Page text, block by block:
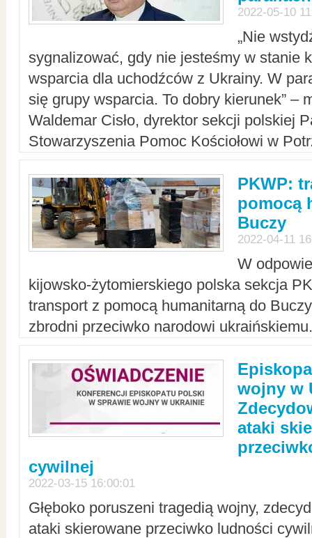
2022-05-10
„Nie
sygnalizować, gdy nie jesteśmy w stanie
wsparcia dla uchodźców z Ukrainy. W
się grupy wsparcia. To dobry kierunek” –
Waldemar Cisło, dyrektor sekcji polskiej
Stowarzyszenia Pomoc Kościołowi w
PKWP:
pomocą
Buczy
2022-04-11
W
kijowsko-żytomierskiego polska sekcja
transport z pomocą humanitarną do
zbrodni przeciwko narodowi
wojny w
ataki
cywilnej
2022-03-15 16:00:01
Głęboko poruszeni tragedią wojny,
ataki skierowane przeciwko ludności